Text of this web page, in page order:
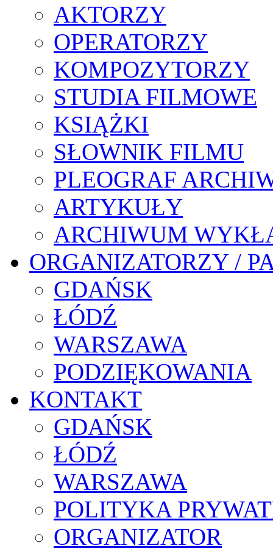
AKTORZY
OPERATORZY
KOMPOZYTORZY
STUDIA FILMOWE
KSIĄŻKI
SŁOWNIK FILMU
PLEOGRAF
ARTYKUŁY
ARCHIWUM
ORGANIZATORZY /
GDAŃSK
ŁÓDŹ
WARSZAWA
PODZIĘKOWANIA
KONTAKT
GDAŃSK
ŁÓDŹ
WARSZAWA
POLITYKA
ORGANIZATOR